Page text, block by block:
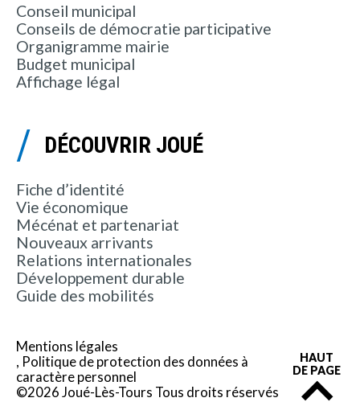
Conseil municipal
Conseils de démocratie participative
Organigramme mairie
Budget municipal
Affichage légal
DÉCOUVRIR JOUÉ
Fiche d’identité
Vie économique
Mécénat et partenariat
Nouveaux arrivants
Relations internationales
Développement durable
Guide des mobilités
Mentions légales
Politique de protection des données à
caractère personnel
©2026 Joué-Lès-Tours Tous droits réservés
HAUT
DE PAGE